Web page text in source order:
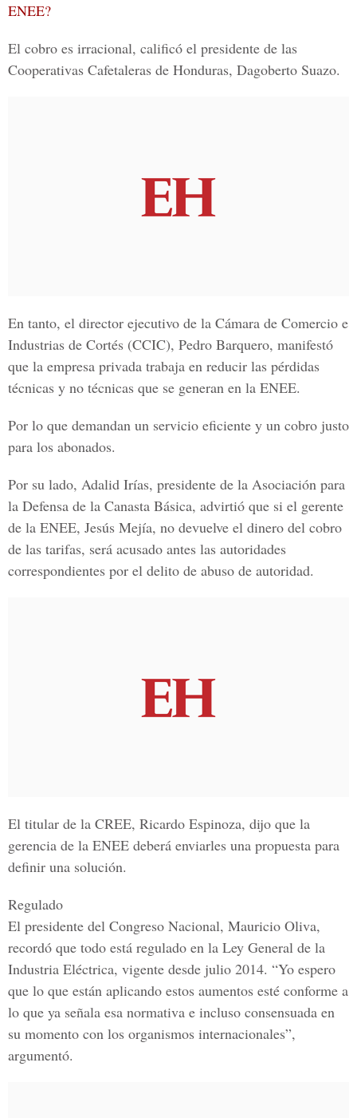
ENEE?
El cobro es irracional, calificó el presidente de las
Cooperativas Cafetaleras de Honduras, Dagoberto Suazo.
En tanto, el director ejecutivo de la Cámara de Comercio e
Industrias de Cortés (CCIC), Pedro Barquero, manifestó
que la empresa privada trabaja en reducir las pérdidas
técnicas y no técnicas que se generan en la ENEE.
Por lo que demandan un servicio eficiente y un cobro justo
para los abonados.
Por su lado, Adalid Irías, presidente de la Asociación para
la Defensa de la Canasta Básica, advirtió que si el gerente
de la ENEE, Jesús Mejía, no devuelve el dinero del cobro
de las tarifas, será acusado antes las autoridades
correspondientes por el delito de abuso de autoridad.
El titular de la CREE, Ricardo Espinoza, dijo que la
gerencia de la ENEE deberá enviarles una propuesta para
definir una solución.
Regulado
El presidente del Congreso Nacional, Mauricio Oliva,
recordó que todo está regulado en la Ley General de la
Industria Eléctrica, vigente desde julio 2014. “Yo espero
que lo que están aplicando estos aumentos esté conforme a
lo que ya señala esa normativa e incluso consensuada en
su momento con los organismos internacionales”,
argumentó.